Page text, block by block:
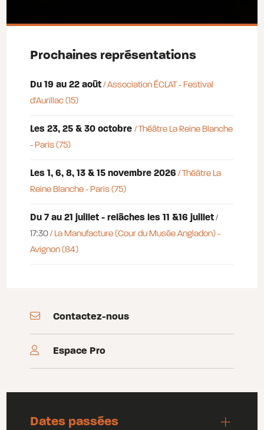
Prochaines représentations
Du 19 au 22 août / Association ÉCLAT - Festival
d'Aurillac (15)
Les 23, 25 & 30 octobre/ Théâtre La Reine Blanche
- Paris (75)
Les 1, 6, 8, 13 & 15 novembre 2026 / Théâtre La
Reine Blanche - Paris (75)
Du 7 au 21 juillet - relâches les 11 &16 juillet /
17:30/ La Manufacture (Cour du Musée Angladon) -
Avignon (84)
Contactez-nous
Espace Pro
Dates passées